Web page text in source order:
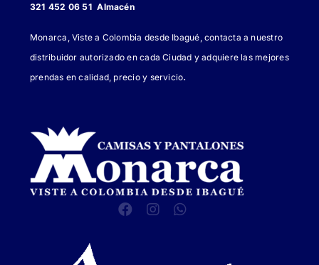
321 452 06 51 Almacén
Monarca, Viste a Colombia desde Ibagué, contacta a nuestro
distribuidor autorizado en cada Ciudad y adquiere las mejores
prendas en calidad, precio y servicio.